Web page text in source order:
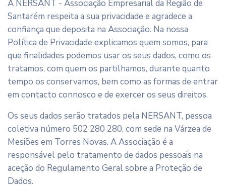
A NERSANT - Associação Empresarial da Região de
Santarém respeita a sua privacidade e agradece a
confiança que deposita na Associação. Na nossa
Política de Privacidade explicamos quem somos, para
que finalidades podemos usar os seus dados, como os
tratamos, com quem os partilhamos, durante quanto
tempo os conservamos, bem como as formas de entrar
em contacto connosco e de exercer os seus direitos.
Os seus dados serão tratados pela NERSANT, pessoa
coletiva número 502 280 280, com sede na Várzea de
Mesiões em Torres Novas. A Associação é a
responsável pelo tratamento de dados pessoais na
aceção do Regulamento Geral sobre a Proteção de
Dados.